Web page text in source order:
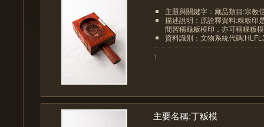
主題與關鍵字：藏品類目:宗教
描述說明：原詮釋資料:粿粄印
間習稱龜粄模印，亦可稱粿粄
資料識別：文物系統代碼
1
主要名稱:丁粄模